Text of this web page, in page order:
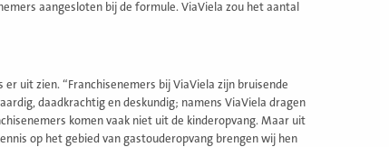
aangesloten bij de formule. ViaViela zou het aantal
uit zien. “Franchisenemers bij ViaViela zijn bruisende
daadkrachtig en deskundig; namens ViaViela dragen
komen vaak niet uit de kinderopvang. Maar uit
op het gebied van gastouderopvang brengen wij hen